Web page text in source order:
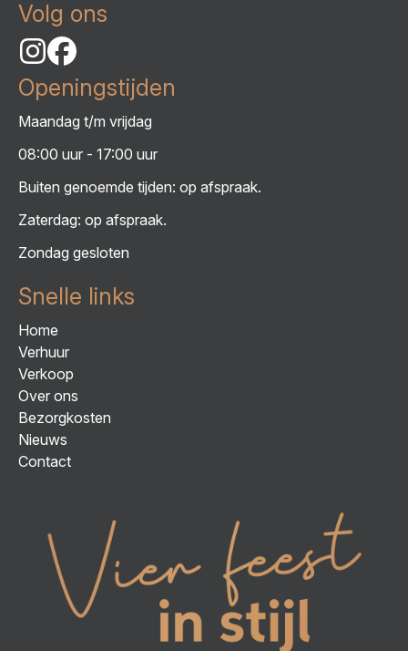
Volg ons
Openingstijden
Maandag t/m vrijdag
08:00 uur - 17:00 uur
Buiten genoemde tijden: op afspraak.
Zaterdag: op afspraak.
Zondag gesloten
Snelle links
Home
Verhuur
Verkoop
Over ons
Bezorgkosten
Nieuws
Contact